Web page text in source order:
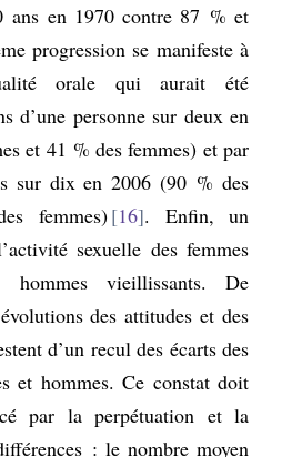
ans en 1970 contre 87 % et
progression se manifeste à
orale qui aurait été
d’une personne sur deux en
et 41 % des femmes) et par
sur dix en 2006 (90 % des
femmes) 16 . Enfin, un
sexuelle des femmes
hommes vieillissants. De
des attitudes et des
d’un recul des écarts des
et hommes. Ce constat doit
par la perpétuation et la
: le nombre moyen